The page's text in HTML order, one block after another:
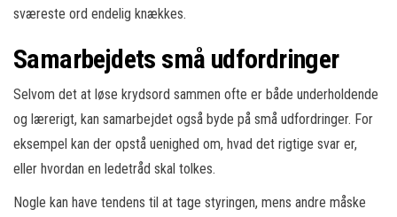
sværeste ord endelig knækkes.
Samarbejdets små udfordringer
Selvom det at løse krydsord sammen ofte er både underholdende
og lærerigt, kan samarbejdet også byde på små udfordringer. For
eksempel kan der opstå uenighed om, hvad det rigtige svar er,
eller hvordan en ledetråd skal tolkes.
Nogle kan have tendens til at tage styringen, mens andre måske